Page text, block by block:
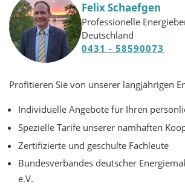
Felix Schaefgen
Professionelle
Deutschland
0431 - 58590073
Profitieren Sie von unserer langjährigen
Individuelle Angebote für Ihren
Spezielle Tarife unserer namhaften
Zertifizierte und geschulte Fachleute
Bundesverbandes deutscher
e.V.